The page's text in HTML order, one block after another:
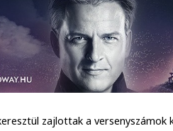
zajlottak a